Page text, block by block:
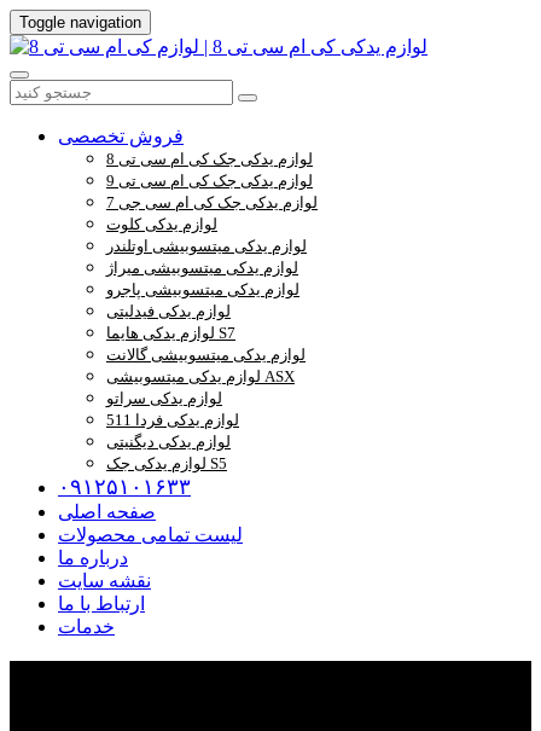
Toggle navigation
فروش تخصصی
لوازم یدکی جک کی ام سی تی 8
لوازم یدکی جک کی ام سی تی 9
لوازم یدکی جک کی ام سی جی 7
لوازم یدکی کلوت
لوازم یدکی میتسوبیشی اوتلندر
لوازم یدکی میتسوبیشی میراژ
لوازم یدکی میتسوبیشی پاجرو
لوازم یدکی فیدلیتی
لوازم یدکی هایما S7
لوازم یدکی میتسوبیشی گالانت
لوازم یدکی میتسوبیشی ASX
لوازم یدکی سراتو
لوازم یدکی فردا 511
لوازم یدکی دیگنیتی
لوازم یدکی جک S5
۰۹۱۲۵۱۰۱۶۳۳
صفحه اصلی
لیست تمامی محصولات
درباره ما
نقشه سایت
ارتباط با ما
خدمات